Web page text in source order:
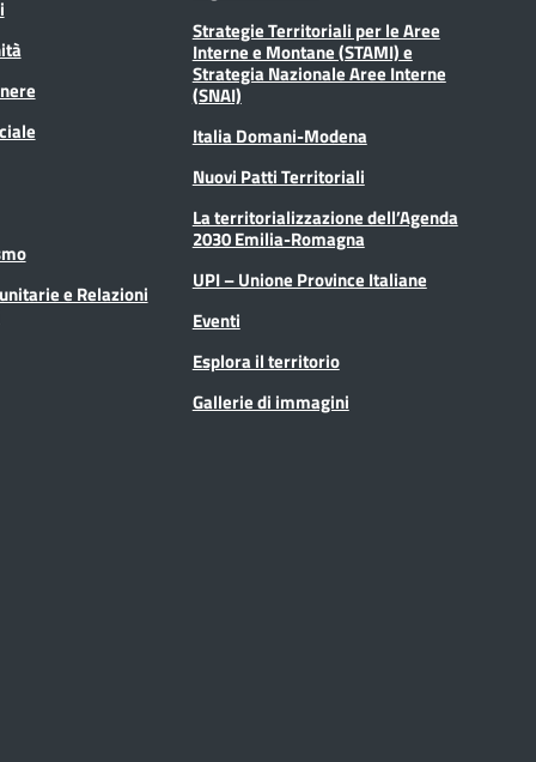
e Relazioni
Strategie Territoriali per le Aree
Interne e Montane (STAMI) e
Strategia Nazionale Aree Interne
(SNAI)
Italia Domani-Modena
Nuovi Patti Territoriali
La territorializzazione dell’Agenda
2030 Emilia-Romagna
UPI – Unione Province Italiane
Eventi
Esplora il territorio
Gallerie di immagini